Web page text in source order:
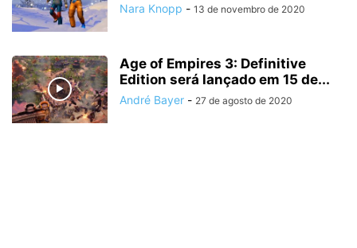
Nara Knopp - 13 de novembro de 2020
Age of Empires 3: Definitive
Edition será lançado em 15 de...
André Bayer - 27 de agosto de 2020